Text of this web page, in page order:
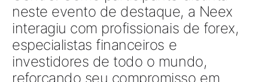
neste evento de destaque, a Neex
interagiu com profissionais de forex,
especialistas financeiros e
investidores de todo o mundo,
reforçando seu compromisso em